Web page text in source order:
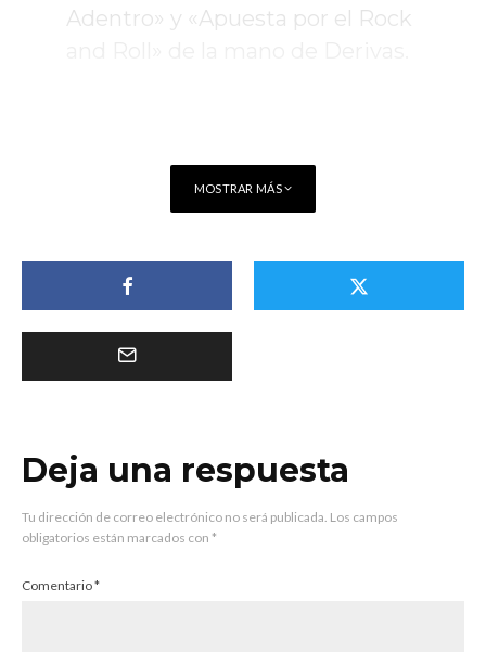
Adentro» y «Apuesta por el Rock
MOSTRAR MÁS
Deja una respuesta
Tu dirección de correo electrónico no será publicada. Los campos
obligatorios están marcados con *
Comentario*